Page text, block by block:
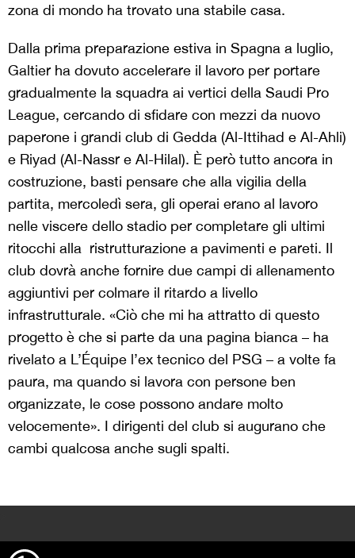
zona di mondo ha trovato una stabile casa.
Dalla prima preparazione estiva in Spagna a luglio,
Galtier ha dovuto accelerare il lavoro per portare
gradualmente la squadra ai vertici della Saudi Pro
League, cercando di sfidare con mezzi da nuovo
paperone i grandi club di Gedda (Al-Ittihad e Al-Ahli)
e Riyad (Al-Nassr e Al-Hilal). È però tutto ancora in
costruzione, basti pensare che alla vigilia della
partita, mercoledì sera, gli operai erano al lavoro
nelle viscere dello stadio per completare gli ultimi
ritocchi alla ristrutturazione a pavimenti e pareti. Il
club dovrà anche fornire due campi di allenamento
aggiuntivi per colmare il ritardo a livello
infrastrutturale. «Ciò che mi ha attratto di questo
progetto è che si parte da una pagina bianca – ha
rivelato a L’Équipe l’ex tecnico del PSG – a volte fa
paura, ma quando si lavora con persone ben
organizzate, le cose possono andare molto
velocemente». I dirigenti del club si augurano che
cambi qualcosa anche sugli spalti.